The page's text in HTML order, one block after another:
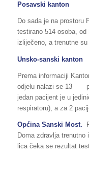
Posavski kanton
Do sada je na prostoru
testirano 514 osoba,
izliječeno, a trenutne
Unsko-sanski kanton
Prema informaciji
odjelu nalazi se 13
jedan pacijent je u
respiratoru), a za 2
Općina Sanski Most.
Doma zdravlja
lica čeka se rezultat